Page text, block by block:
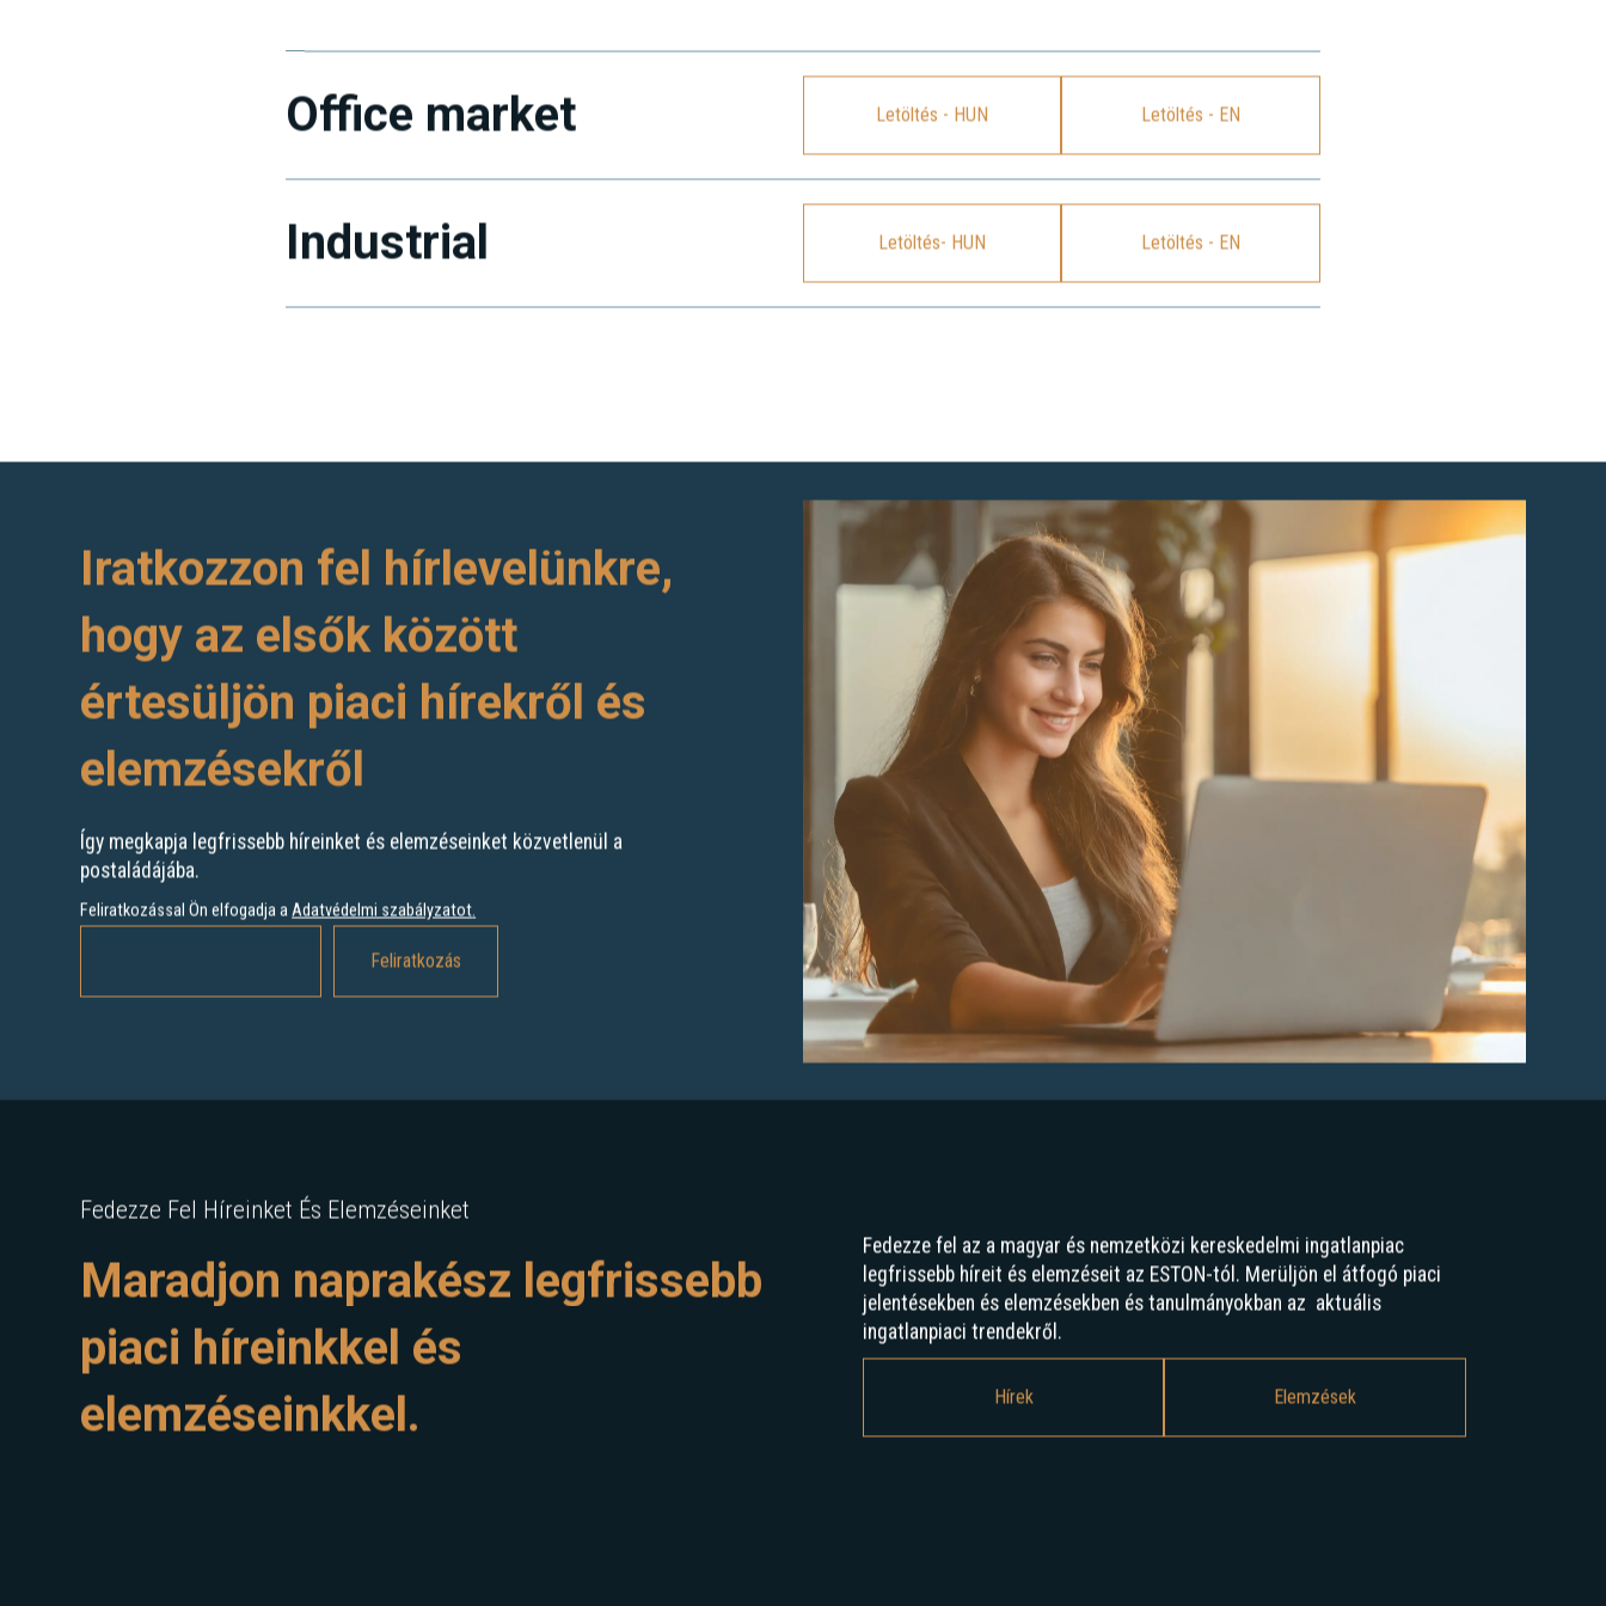
Office market Letöltés - HUN Letöltés - EN
Industrial Letöltés- HUN Letöltés - EN
Iratkozzon fel hírlevelünkre,
hogy az elsők között
értesüljön piaci hírekről és
elemzésekről
Így megkapja legfrissebb híreinket és elemzéseinket közvetlenül a
postaládájába.
Feliratkozással Ön elfogadja aAdatvédelmi szabályzatot.
Fedezze Fel Híreinket És Elemzéseinket
Maradjon naprakész legfrissebb
piaci híreinkkel és
elemzéseinkkel.
Fedezze fel az a magyar és nemzetközi kereskedelmi ingatlanpiac
legfrissebb híreit és elemzéseit az ESTON-tól. Merüljön el átfogó piaci
jelentésekben és elemzésekben és tanulmányokban az aktuális
ingatlanpiaci trendekről.
Hírek Elemzések